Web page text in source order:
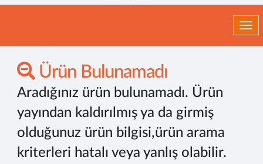
Ürün Bulunamadı
Aradığınız ürün bulunamadı. Ürün
yayından kaldırılmış ya da girmiş
olduğunuz ürün bilgisi,ürün arama
kriterleri hatalı veya yanlış olabilir.